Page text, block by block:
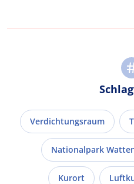
Verdichtungsraum
Nationalpark
Kurort